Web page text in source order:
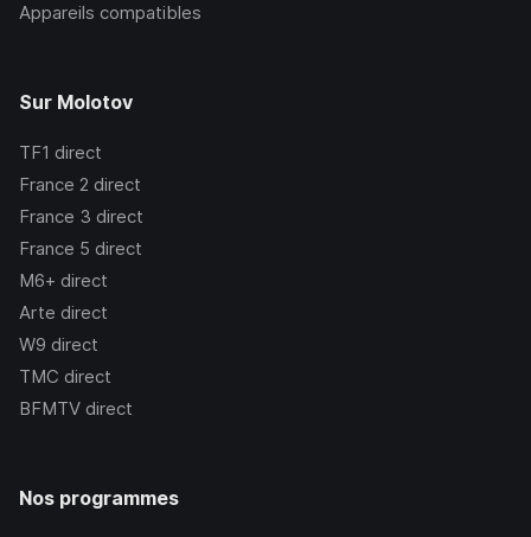
Appareils compatibles
Sur Molotov
TF1 direct
France 2 direct
France 3 direct
France 5 direct
M6+ direct
Arte direct
W9 direct
TMC direct
BFMTV direct
Nos programmes